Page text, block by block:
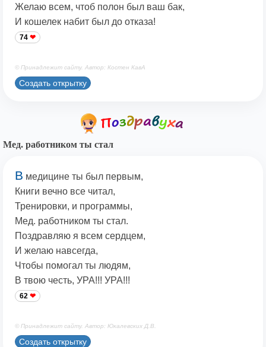
Желаю всем, чтоб полон был ваш бак,
И кошелек набит был до отказа!
74
© Принадлежит сайту. Автор: Костен КавА
Создать открытку
Мед. работником ты стал
В медицине ты был первым,
Книги вечно все читал,
Тренировки, и программы,
Мед. работником ты стал.
Поздравляю я всем сердцем,
И желаю навсегда,
Чтобы помогал ты людям,
В твою честь, УРА!!! УРА!!!
62
© Принадлежит сайту. Автор: Юкалевских Д.В.
Создать открытку